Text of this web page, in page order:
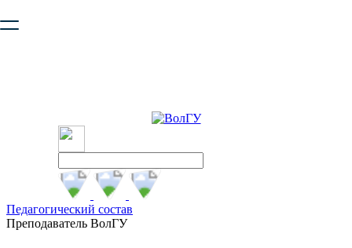
безопасную работу с сайтом. Пожалуйста
Педагогический состав
Преподаватель ВолГУ